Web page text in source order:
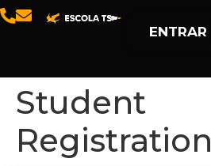
ENTRAR
Student
Registration